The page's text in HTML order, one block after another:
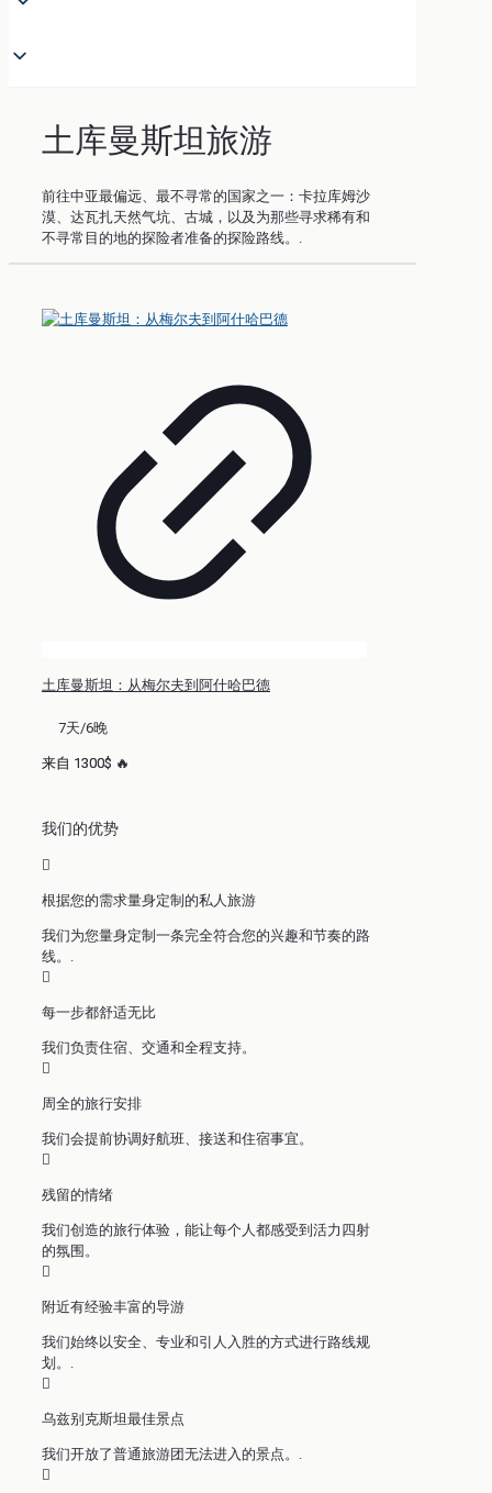
土库曼斯坦旅游
前往中亚最偏远、最不寻常的国家之一：卡拉库姆沙
漠、达瓦扎天然气坑、古城，以及为那些寻求稀有和
不寻常目的地的探险者准备的探险路线。.
土库曼斯坦：从梅尔夫到阿什哈巴德
7天/6晚
来自 1300$ 🔥
我们的优势
根据您的需求量身定制的私人旅游
我们为您量身定制一条完全符合您的兴趣和节奏的路
线。.
每一步都舒适无比
我们负责住宿、交通和全程支持。
周全的旅行安排
我们会提前协调好航班、接送和住宿事宜。
残留的情绪
我们创造的旅行体验，能让每个人都感受到活力四射
的氛围。
附近有经验丰富的导游
我们始终以安全、专业和引人入胜的方式进行路线规
划。.
乌兹别克斯坦最佳景点
我们开放了普通旅游团无法进入的景点。.